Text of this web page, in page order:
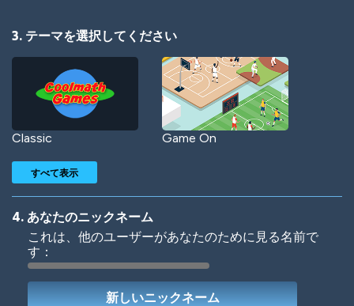
3. テーマを選択してください
Classic Game On
Woof
すべて表示
4. あなたのニックネーム
これは、他のユーザーがあなたのために見る名前で
す：